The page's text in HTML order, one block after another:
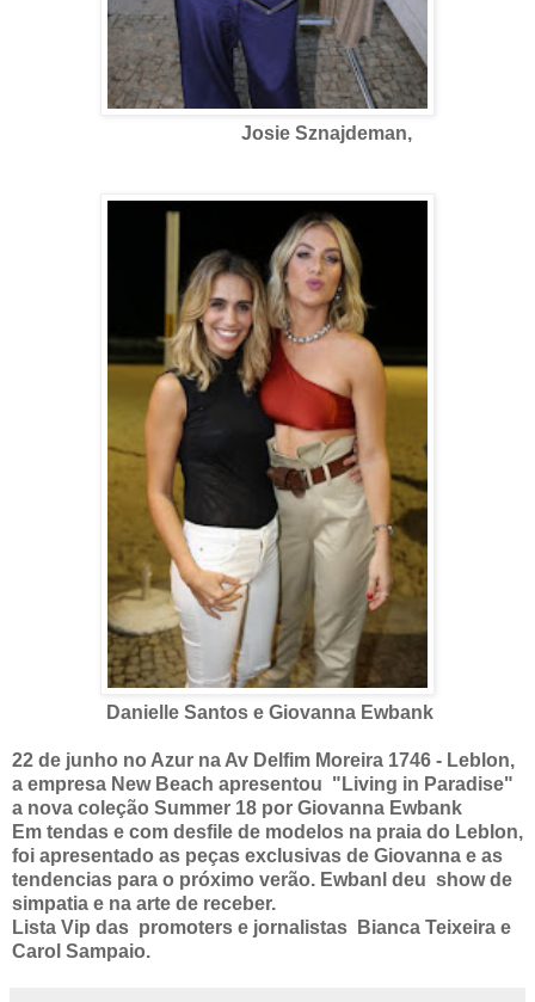
Josie Sznajdeman,
Danielle Santos e Giovanna Ewbank
22 de junho no Azur na Av Delfim Moreira 1746 - Leblon,
a empresa New Beach apresentou "Living in Paradise"
a nova coleção Summer 18 por Giovanna Ewbank
Em tendas e com desfile de modelos na praia do Leblon,
foi apresentado as peças exclusivas de Giovanna e as
tendencias para o próximo verão. Ewbanl deu show de
simpatia e na arte de receber.
Lista Vip das promoters e jornalistas Bianca Teixeira e
Carol Sampaio.